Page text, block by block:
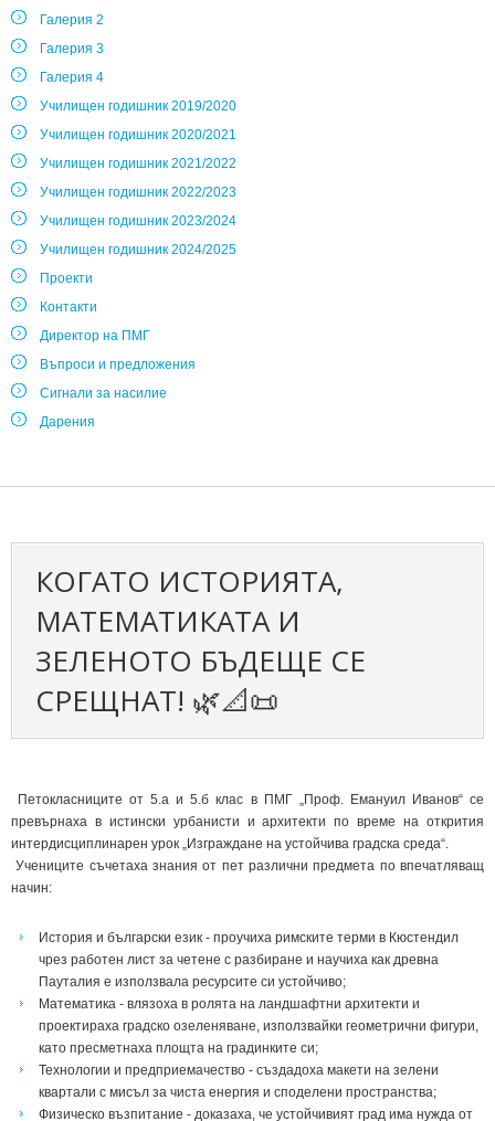
Галерия 2
Галерия 3
Галерия 4
Училищен годишник 2019/2020
Училищен годишник 2020/2021
Училищен годишник 2021/2022
Училищен годишник 2022/2023
Училищен годишник 2023/2024
Училищен годишник 2024/2025
Проекти
Контакти
Директор на ПМГ
Въпроси и предложения
Сигнали за насилие
Дарения
КОГАТО ИСТОРИЯТА,
МАТЕМАТИКАТА И
ЗЕЛЕНОТО БЪДЕЩЕ СЕ
СРЕЩНАТ! 🌿📐📜
Петокласниците от 5.а и 5.б клас в ПМГ „Проф. Емануил Иванов“ се
превърнаха в истински урбанисти и архитекти по време на открития
интердисциплинарен урок „Изграждане на устойчива градска среда“.
Учениците съчетаха знания от пет различни предмета по впечатляващ
начин:
История и български език - проучиха римските терми в Кюстендил
чрез работен лист за четене с разбиране и научиха как древна
Пауталия е използвала ресурсите си устойчиво;
Математика - влязоха в ролята на ландшафтни архитекти и
проектираха градско озеленяване, използвайки геометрични фигури,
като пресметнаха площта на градинките си;
Технологии и предприемачество - създадоха макети на зелени
квартали с мисъл за чиста енергия и споделени пространства;
Физическо възпитание - доказаха, че устойчивият град има нужда от